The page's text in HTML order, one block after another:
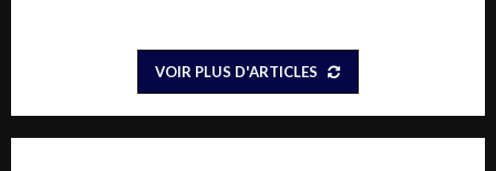
VOIR PLUS D'ARTICLES